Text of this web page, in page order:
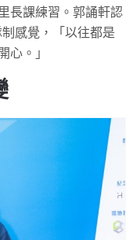
長課練習。郭誦軒認
感覺，「以往都是
心。」